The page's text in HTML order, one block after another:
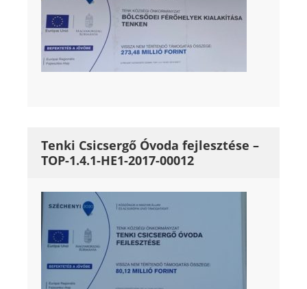
Tenki Csicsergő Óvoda fejlesztése –
TOP-1.4.1-HE1-2017-00012